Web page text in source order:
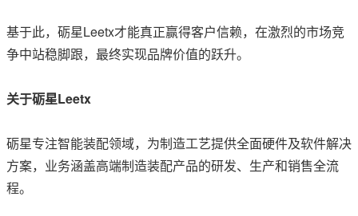
基于此，砺星Leetx才能真正赢得客户信赖，在激烈的市场竞
争中站稳脚跟，最终实现品牌价值的跃升。
关于砺星Leetx
砺星专注智能装配领域，为制造工艺提供全面硬件及软件解决
方案，业务涵盖高端制造装配产品的研发、生产和销售全流
程。